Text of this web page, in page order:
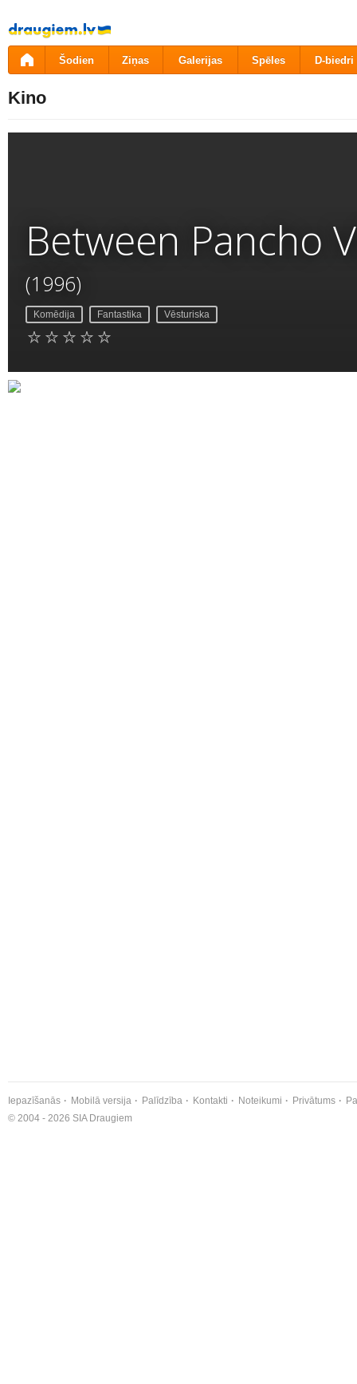
Pāriet
uz
saturu
Šodien Ziņas Galerijas Spēles D-biedri
Kino
Between Pancho
(1996)
Komēdija Fantastika Vēsturiska
Iepazīšanās Mobilā versija Palīdzība Kontakti Noteikumi Privātums
© 2004 - 2026 SIA Draugiem